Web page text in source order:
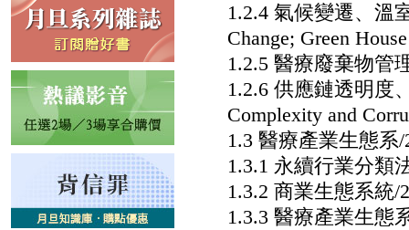
1.2.4 氣候變遷、溫
Change; Green
1.2.5 醫療廢棄物管
1.2.6 供應鏈透明度
Complexity and
1.3 醫療產業生態系/
1.3.1 永續行業分類
1.3.2 商業生態系統/
1.3.3 醫療產業生態